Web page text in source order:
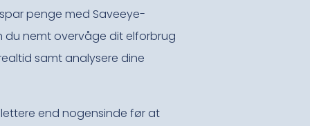
penge med Saveeye-
du nemt overvåge dit elforbrug
samt analysere dine
end nogensinde før at